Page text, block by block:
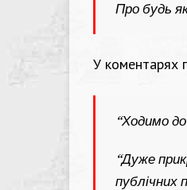
Про будь
У коментарях
“Ходимо
“Дуже
публічних